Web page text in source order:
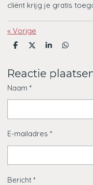
cliënt krijg je gratis
« Vorige
D
e
n
D
l
S
e
D
e
n
Reactie
Naam *
E-mailadres *
Bericht *